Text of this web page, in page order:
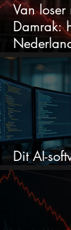
Van
Damrak:
stijgen?
Dit AI-
en zet de